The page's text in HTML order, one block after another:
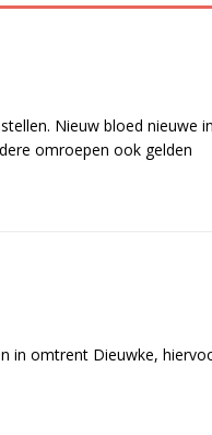
Nieuw bloed nieuwe
omroepen ook gelden
in omtrent Dieuwke,